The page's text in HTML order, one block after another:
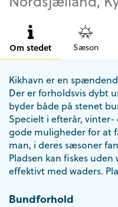
Om stedet Sæson
Kikhavn er en
Der er forholdsvis dybt
byder både på stenet
Specielt i efterår,
gode muligheder for at
man, i deres sæsoner
Pladsen kan fiskes
effektivt med waders.
Bundforhold